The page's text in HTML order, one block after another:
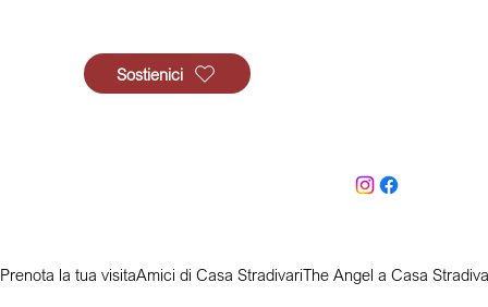
Sostienici
Prenota la tua visitaAmici di Casa StradivariThe Angel a Casa